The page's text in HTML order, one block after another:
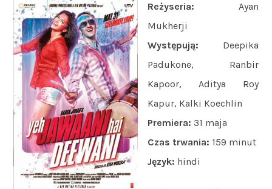
Reżyseria: Ayan
Mukherji
Występują: Deepika
Padukone, Ranbir
Kapoor, Aditya Roy
Kapur, Kalki Koechlin
Premiera: 31 maja
Czas trwania: 159 minut
Język: hindi